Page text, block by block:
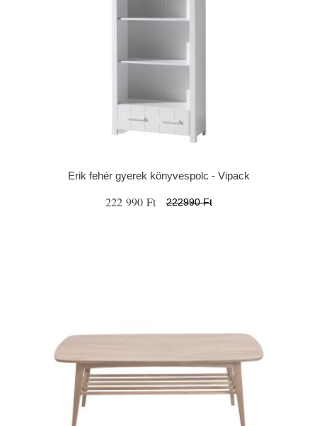
Erik fehér gyerek könyvespolc - Vipack
222 990 Ft 222990 Ft